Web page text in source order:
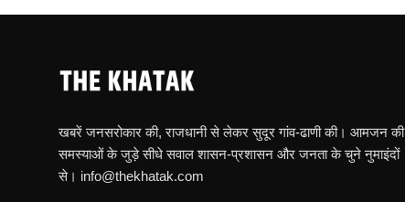
खबरें जनसरोकार की, राजधानी से लेकर सुदूर गांव-ढाणी की। आमजन की
समस्याओं के जुड़े सीधे सवाल शासन-प्रशासन और जनता के चुने नुमाइंदों
से। info@thekhatak.com